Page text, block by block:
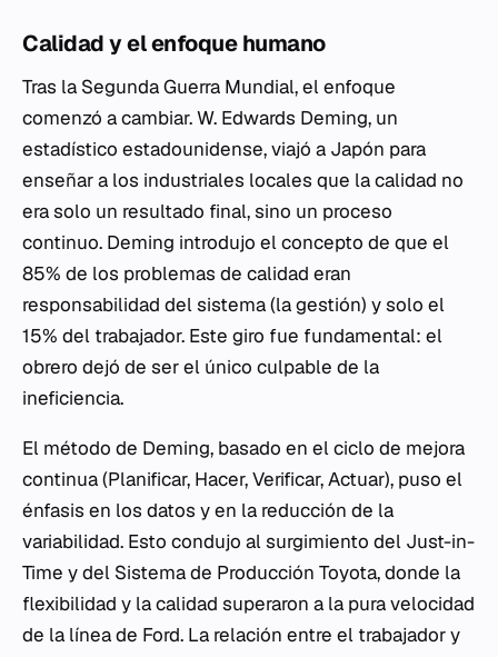
Calidad y el enfoque humano
Tras la Segunda Guerra Mundial, el enfoque
comenzó a cambiar. W. Edwards Deming, un
estadístico estadounidense, viajó a Japón para
enseñar a los industriales locales que la calidad no
era solo un resultado final, sino un proceso
continuo. Deming introdujo el concepto de que el
85% de los problemas de calidad eran
responsabilidad del sistema (la gestión) y solo el
15% del trabajador. Este giro fue fundamental: el
obrero dejó de ser el único culpable de la
ineficiencia.
El método de Deming, basado en el ciclo de mejora
continua (Planificar, Hacer, Verificar, Actuar), puso el
énfasis en los datos y en la reducción de la
variabilidad. Esto condujo al surgimiento del Just-in-
Time y del Sistema de Producción Toyota, donde la
flexibilidad y la calidad superaron a la pura velocidad
de la línea de Ford. La relación entre el trabajador y